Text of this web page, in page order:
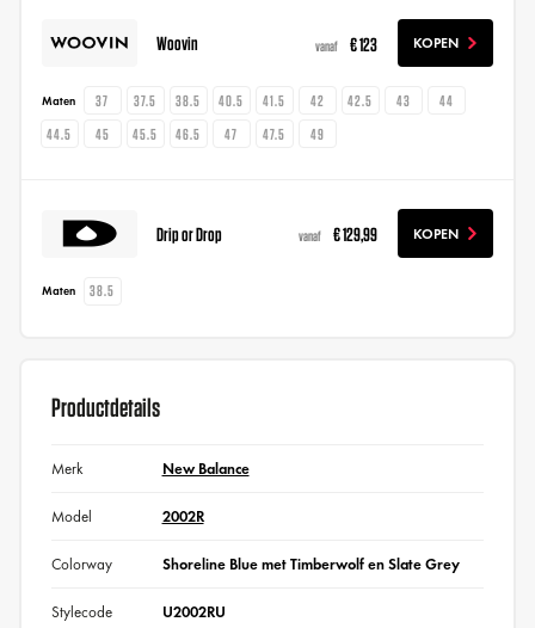
Woovin vanaf € 123 KOPEN
Maten 37 37.5 38.5 40.5 41.5 42 42.5 43
44
44.5
45 45.5 46.5 47 47.5 49
Drip or Drop vanaf € 129,99 KOPEN
Maten 38.5
Productdetails
Merk New Balance
Model 2002R
Colorway Shoreline Blue met Timberwolf en Slate Grey
Stylecode U2002RU